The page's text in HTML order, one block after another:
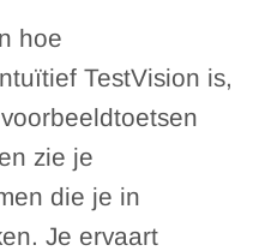
hoe
TestVision is,
zie je
die je in
Je ervaart